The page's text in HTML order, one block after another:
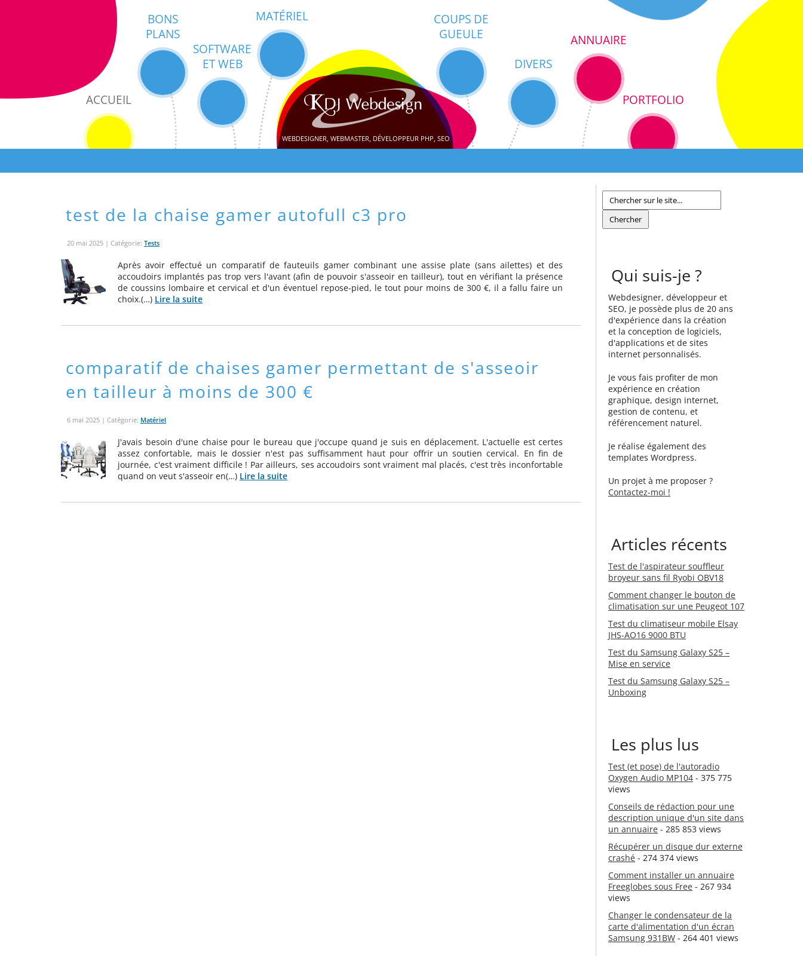
ACCUEIL
BONS
PLANS
SOFTWARE
ET WEB
MATÉRIEL
COUPS DE
GUEULE
DIVERS
ANNUAIRE
PORTFOLIO
WEBDESIGNER, WEBMASTER, DÉVELOPPEUR PHP, SEO
test de la chaise gamer autofull c3 pro
20 mai 2025 | Catégorie: Tests
Après avoir effectué un comparatif de fauteuils gamer combinant une assise plate (sans ailettes) et des
accoudoirs implantés pas trop vers l'avant (afin de pouvoir s'asseoir en tailleur), tout en vérifiant la présence
de coussins lombaire et cervical et d'un éventuel repose-pied, le tout pour moins de 300 €, il a fallu faire un
choix.(…) Lire la suite
comparatif de chaises gamer permettant de s'asseoir
en tailleur à moins de 300 €
6 mai 2025 | Catégorie: Matériel
J'avais besoin d'une chaise pour le bureau que j'occupe quand je suis en déplacement. L'actuelle est certes
assez confortable, mais le dossier n'est pas suffisamment haut pour offrir un soutien cervical. En fin de
journée, c'est vraiment difficile ! Par ailleurs, ses accoudoirs sont vraiment mal placés, c'est très inconfortable
quand on veut s'asseoir en(…) Lire la suite
Qui suis-je ?
Webdesigner, développeur et
SEO, je possède plus de 20 ans
d'expérience dans la création
et la conception de logiciels,
d'applications et de sites
internet personnalisés.
Je vous fais profiter de mon
expérience en création
graphique, design internet,
gestion de contenu, et
référencement naturel.
Je réalise également des
templates Wordpress.
Un projet à me proposer ?
Contactez-moi !
Articles récents
Test de l'aspirateur souffleur
broyeur sans fil Ryobi OBV18
Comment changer le bouton de
climatisation sur une Peugeot 107
Test du climatiseur mobile Elsay
JHS-AO16 9000 BTU
Test du Samsung Galaxy S25 –
Mise en service
Test du Samsung Galaxy S25 –
Unboxing
Les plus lus
Test (et pose) de l'autoradio
Oxygen Audio MP104 - 375 775
views
Conseils de rédaction pour une
description unique d'un site dans
un annuaire - 285 853 views
Récupérer un disque dur externe
crashé - 274 374 views
Comment installer un annuaire
Freeglobes sous Free - 267 934
views
Changer le condensateur de la
carte d'alimentation d'un écran
Samsung 931BW - 264 401 views